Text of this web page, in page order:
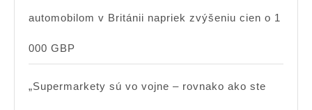
automobilom v Británii napriek zvýšeniu cien o 1
000 GBP
„Supermarkety sú vo vojne – rovnako ako ste